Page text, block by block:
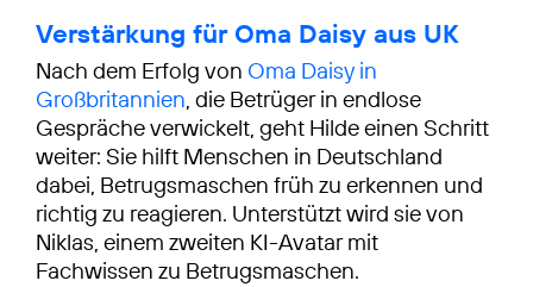
Verstärkung für Oma Daisy aus UK
Nach dem Erfolg von Oma Daisy in
Großbritannien, die Betrüger in endlose
Gespräche verwickelt, geht Hilde einen Schritt
weiter: Sie hilft Menschen in Deutschland
dabei, Betrugsmaschen früh zu erkennen und
richtig zu reagieren. Unterstützt wird sie von
Niklas, einem zweiten KI-Avatar mit
Fachwissen zu Betrugsmaschen.